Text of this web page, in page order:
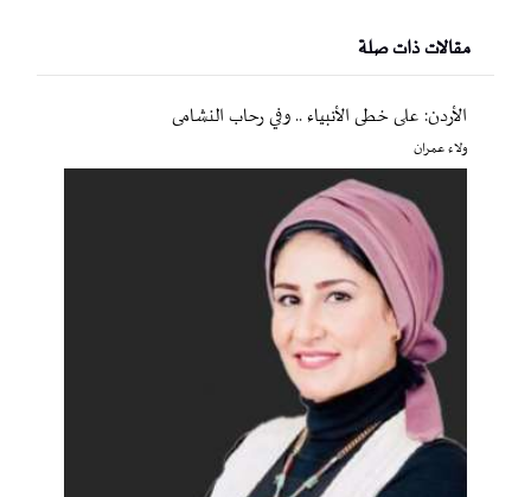
مقالات ذات صلة
الأردن: على خطى الأنبياء .. وفي رحاب النشامى
ولاء عمران